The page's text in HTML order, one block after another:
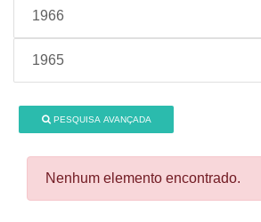
1966
1965
PESQUISA AVANÇADA
Nenhum elemento encontrado.